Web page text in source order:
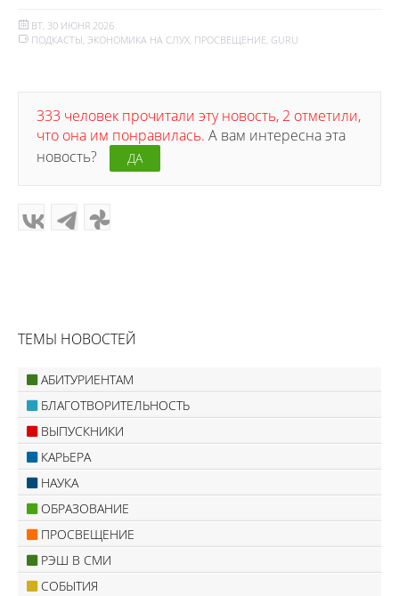
ВТ, 30 ИЮНЯ 2026
ПОДКАСТЫ, ЭКОНОМИКА НА СЛУХ, ПРОСВЕЩЕНИЕ, GURU
333 человек прочитали эту новость, 2 отметили,
что она им понравилась. А вам интересна эта
новость?
ДА
ТЕМЫ НОВОСТЕЙ
АБИТУРИЕНТАМ
БЛАГОТВОРИТЕЛЬНОСТЬ
ВЫПУСКНИКИ
КАРЬЕРА
НАУКА
ОБРАЗОВАНИЕ
ПРОСВЕЩЕНИЕ
РЭШ В СМИ
СОБЫТИЯ